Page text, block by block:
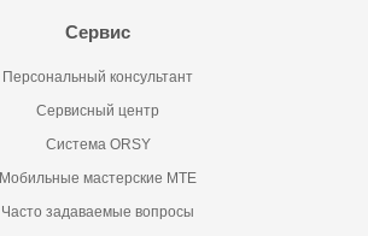
Сервис
Персональный консультант
Сервисный центр
Система ORSY
Мобильные мастерские MTE
Часто задаваемые вопросы